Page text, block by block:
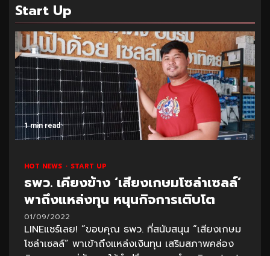
Start Up
1 min read
HOT NEWS START UP
ธพว. เคียงข้าง ‘เสียงเกษมโซล่าเซลล์’
พาถึงแหล่งทุน หนุนกิจการเติบโต
01/09/2022
LINEแชร์เลย! “ขอบคุณ ธพว. ที่สนับสนุน “เสียงเกษม
โซล่าเซลล์” พาเข้าถึงแหล่งเงินทุน เสริมสภาพคล่อง